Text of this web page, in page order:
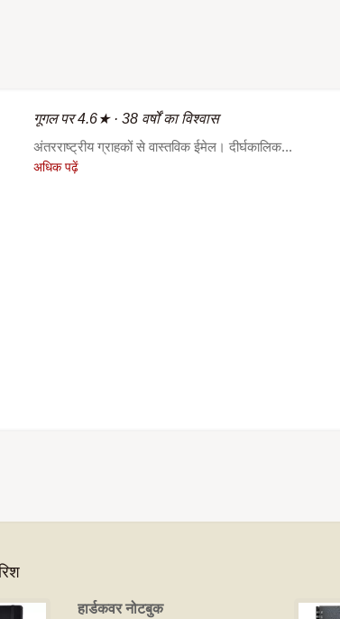
गूगल पर 4.6★ · 38 वर्षों का विश्वास
अंतरराष्ट्रीय ग्राहकों से वास्तविक ईमेल। दीर्घकालिक...
अधिक पढ़ें
हार्डकवर नोटबुक